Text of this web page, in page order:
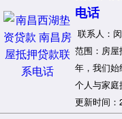
电话
联系人：
范围：房
年，我们
个人与家
更新时间：